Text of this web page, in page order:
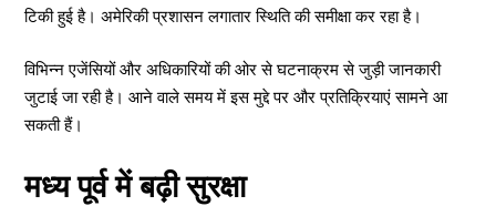
टिकी हुई है। अमेरिकी प्रशासन लगातार स्थिति की समीक्षा कर रहा है।
विभिन्न एजेंसियों और अधिकारियों की ओर से घटनाक्रम से जुड़ी जानकारी
जुटाई जा रही है। आने वाले समय में इस मुद्दे पर और प्रतिक्रियाएं सामने आ
सकती हैं।
मध्य पूर्व में बढ़ी सुरक्षा